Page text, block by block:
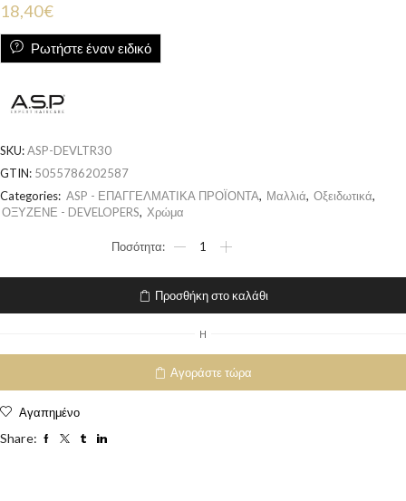
18,40€
Ρωτήστε έναν ειδικό
SKU:ASP-DEVLTR30
GTIN: 5055786202587
Categories: ASP - ΕΠΑΓΓΕΛΜΑΤΙΚΑ ΠΡΟΪΟΝΤΑ, Μαλλιά, Οξειδωτικά,
ΟΞΥΖΕΝΕ - DEVELOPERS, Χρώμα
Προσθήκη στο καλάθι
H
Αγοράστε τώρα
Αγαπημένο
Share: